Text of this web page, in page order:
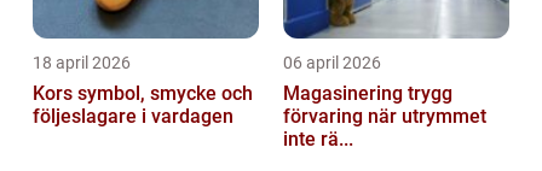
18 april 2026
Kors symbol, smycke och
följeslagare i vardagen
06 april 2026
Magasinering trygg
förvaring när utrymmet
inte rä...